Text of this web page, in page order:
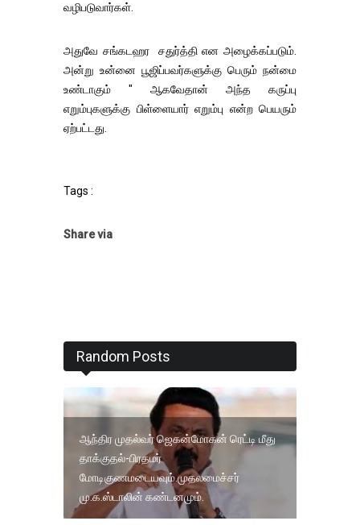
வழிபடுவார்கள்.
அதுவே சங்கடஹர சதுர்த்தி என அழைக்கப்படும்.
அன்று உன்னை பூஜிப்பவர்களுக்கு பெரும் நன்மை
உண்டாகும் " ஆகவேதான் அந்த கருப்பு
எறும்புகளுக்கு பிள்ளையார் எறும்பு என்ற பெயரும்
ஏற்பட்டது.
Tags :
Share via
Random Posts
ஆந்திர முதல்வர் ஜெகன்மோகன் ரெட்டி மீது
தாக்குதல்-பிரதமர்
மோடிகுணமடையவும்.முதலமைச்சர்
மு.க.ஸ்டாலின் கண்டனமும்.